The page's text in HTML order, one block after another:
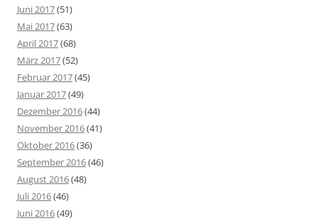
Juni 2017(51)
Mai 2017(63)
April 2017(68)
März 2017(52)
Februar 2017(45)
Januar 2017(49)
Dezember 2016(44)
November 2016(41)
Oktober 2016(36)
September 2016(46)
August 2016(48)
Juli 2016(46)
Juni 2016(49)